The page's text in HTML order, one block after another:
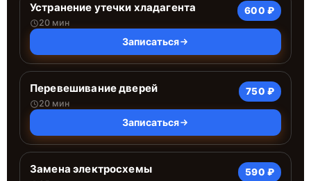
Устранение утечки хладагента
20 мин
600 ₽
Записаться
Перевешивание дверей
20 мин
750 ₽
Записаться
Замена электросхемы 590 ₽